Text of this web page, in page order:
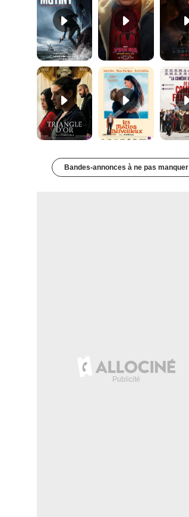
Le Triangle d'or Bande-annonce VF
Bandes-annonces à ne pas manquer